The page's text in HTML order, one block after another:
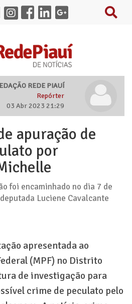
REDE PIAUÍ
Repórter
03 Abr 2023 21:29
apuração de
por
foi encaminhado no dia 7 de
Luciene Cavalcante
apresentada ao
(MPF) no Distrito
de investigação para
crime de peculato pelo